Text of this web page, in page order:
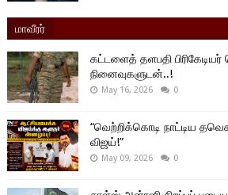
மாவீரர்
கட்டளைத் தளபதி
நினைவுகளுடன்..!
May 16, 2026 0
“வெற்றிக்கொடி நாட்டிய
விஜய்!”
May 09, 2026 0